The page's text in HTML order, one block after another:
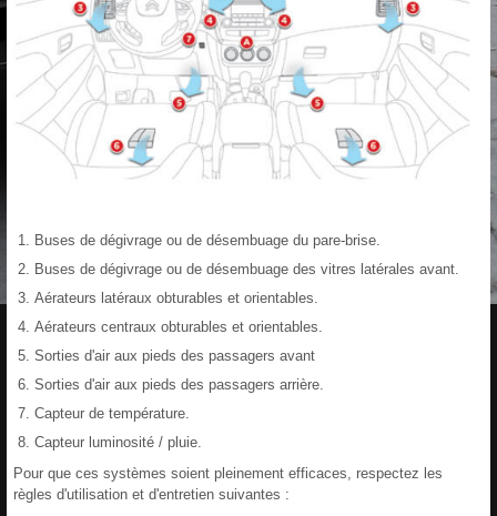
Buses de dégivrage ou de désembuage du pare-brise.
Buses de dégivrage ou de désembuage des vitres latérales avant.
Aérateurs latéraux obturables et orientables.
Aérateurs centraux obturables et orientables.
Sorties d'air aux pieds des passagers avant
Sorties d'air aux pieds des passagers arrière.
Capteur de température.
Capteur luminosité / pluie.
Pour que ces systèmes soient pleinement efficaces, respectez les
règles d'utilisation et d'entretien suivantes :